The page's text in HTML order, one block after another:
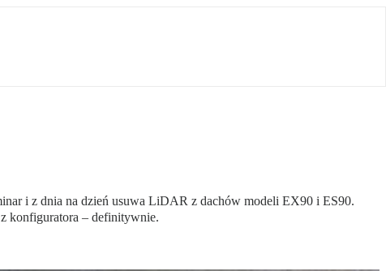
i z dnia na dzień usuwa LiDAR z dachów modeli EX90 i ES90.
konfiguratora – definitywnie.